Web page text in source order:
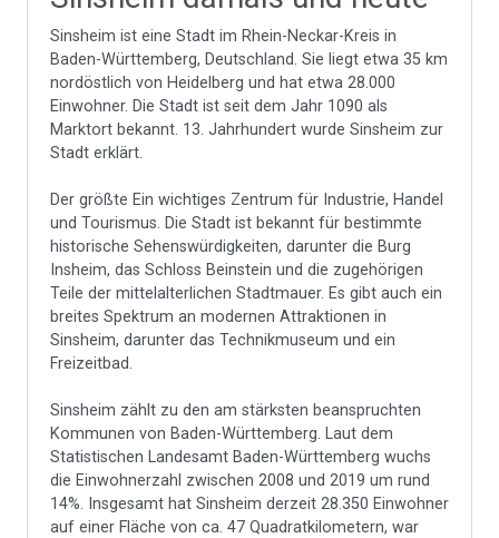
Sinsheim ist eine Stadt im Rhein-Neckar-Kreis in
Baden-Württemberg, Deutschland. Sie liegt etwa 35 km
nordöstlich von Heidelberg und hat etwa 28.000
Einwohner. Die Stadt ist seit dem Jahr 1090 als
Marktort bekannt. 13. Jahrhundert wurde Sinsheim zur
Stadt erklärt.
Der größte Ein wichtiges Zentrum für Industrie, Handel
und Tourismus. Die Stadt ist bekannt für bestimmte
historische Sehenswürdigkeiten, darunter die Burg
Insheim, das Schloss Beinstein und die zugehörigen
Teile der mittelalterlichen Stadtmauer. Es gibt auch ein
breites Spektrum an modernen Attraktionen in
Sinsheim, darunter das Technikmuseum und ein
Freizeitbad.
Sinsheim zählt zu den am stärksten beanspruchten
Kommunen von Baden-Württemberg. Laut dem
Statistischen Landesamt Baden-Württemberg wuchs
die Einwohnerzahl zwischen 2008 und 2019 um rund
14%. Insgesamt hat Sinsheim derzeit 28.350 Einwohner
auf einer Fläche von ca. 47 Quadratkilometern, war